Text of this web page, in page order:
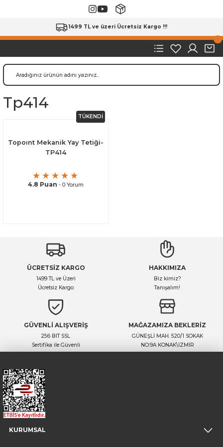
1499 TL ve üzeri Ücretsiz Kargo !!!
Tp414
TÜKENDİ
Topoınt Mekanik Yay Tetiği-
TP414
4.8 Puan - 0 Yorum
ÜCRETSİZ KARGO
1499 TL ve Üzeri
Ücretsiz Kargo
HAKKIMIZA
Biz kimiz?
Tanışalım!
GÜVENLİ ALIŞVERİŞ
256 BIT SSL
Sertifika ile Güvenli
MAĞAZAMIZA BEKLERİZ
GÜNEŞLİ MAH. 520/1 SOKAK
NO:9A KONAK\İZMİR
KURUMSAL